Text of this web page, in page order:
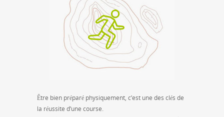
Être bien préparé physiquement, c’est une des clés de
la réussite d’une course.